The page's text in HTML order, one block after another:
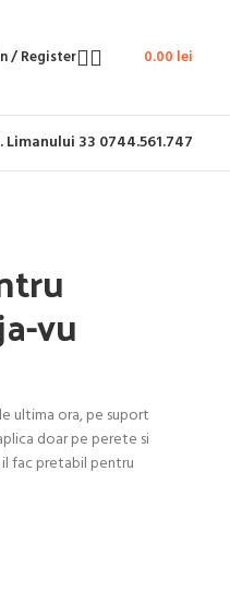
/ Register 0.00 lei
Limanului 33 0744.561.747
vu
ultima ora, pe suport
doar pe perete si
fac pretabil pentru